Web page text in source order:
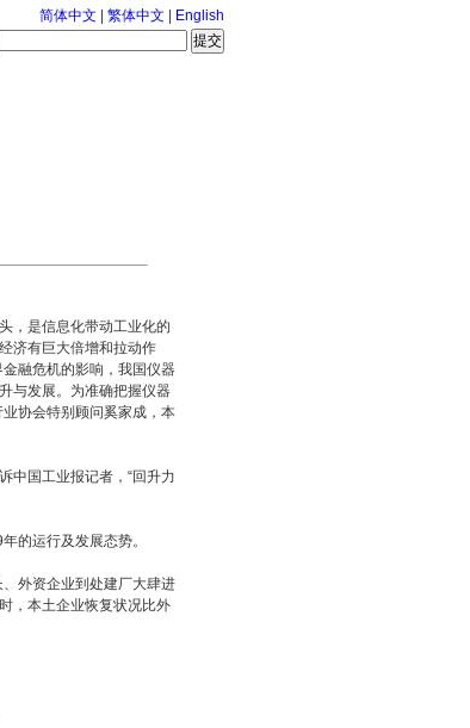
简体中文 繁体中文
English
，是信息化带动工业化的
济有巨大倍增和拉动作
融危机的影响，我国仪器
与发展。为准确把握仪器
协会特别顾问奚家成，本
国工业报记者，“回升力
的运行及发展态势。
外资企业到处建厂大肆进
，本土企业恢复状况比外